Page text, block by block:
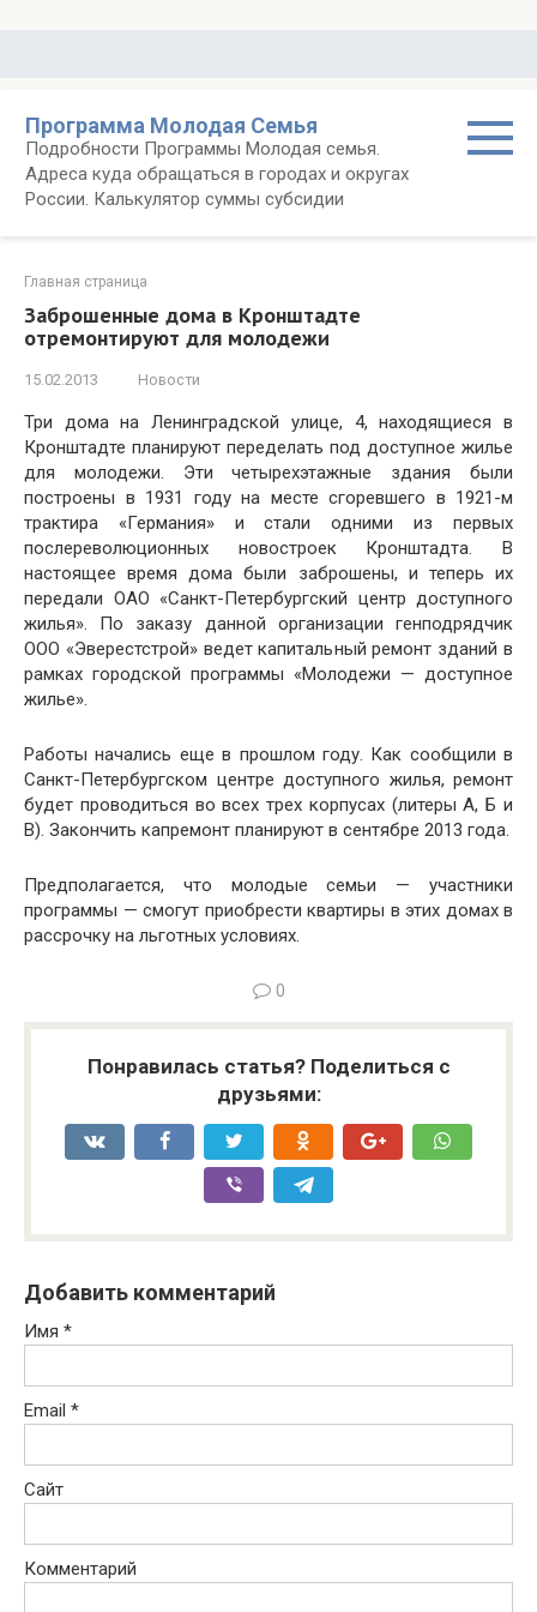
Программа Молодая Семья
Подробности Программы Молодая семья.
Адреса куда обращаться в городах и округах
России. Калькулятор суммы субсидии
Главная страница
Заброшенные дома в Кронштадте
отремонтируют для молодежи
15.02.2013 Новости
Три дома на Ленинградской улице, 4, находящиеся в
Кронштадте планируют переделать под доступное жилье
для молодежи. Эти четырехэтажные здания были
построены в 1931 году на месте сгоревшего в 1921-м
трактира «Германия» и стали одними из первых
послереволюционных новостроек Кронштадта. В
настоящее время дома были заброшены, и теперь их
передали ОАО «Санкт-Петербургский центр доступного
жилья». По заказу данной организации генподрядчик
ООО «Эверестстрой» ведет капитальный ремонт зданий в
рамках городской программы «Молодежи — доступное
жилье».
Работы начались еще в прошлом году. Как сообщили в
Санкт-Петербургском центре доступного жилья, ремонт
будет проводиться во всех трех корпусах (литеры А, Б и
В). Закончить капремонт планируют в сентябре 2013 года.
Предполагается, что молодые семьи — участники
программы — смогут приобрести квартиры в этих домах в
рассрочку на льготных условиях.
0
Понравилась статья? Поделиться с
друзьями:
Добавить комментарий
Имя *
Email *
Сайт
Комментарий